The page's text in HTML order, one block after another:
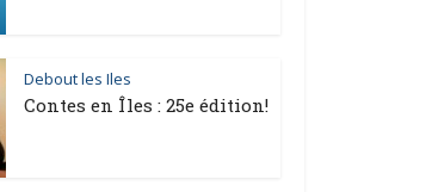
Debout les Iles
Contes en Îles : 25e édition!